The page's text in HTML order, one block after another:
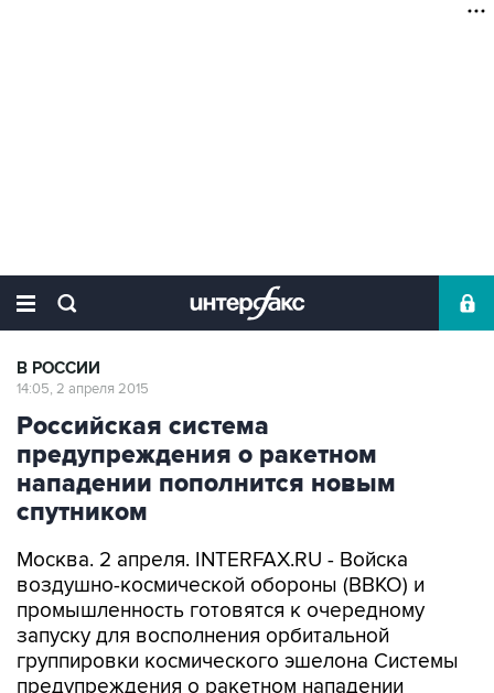
В РОССИИ
14:05, 2 апреля 2015
Российская система
предупреждения о ракетном
нападении пополнится новым
спутником
Москва. 2 апреля. INTERFAX.RU - Войска
воздушно-космической обороны (ВВКО) и
промышленность готовятся к очередному
запуску для восполнения орбитальной
группировки космического эшелона Системы
предупреждения о ракетном нападении